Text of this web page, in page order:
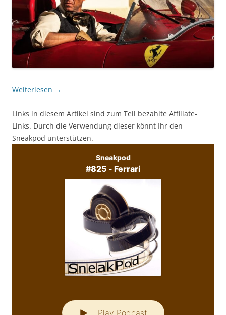
Weiterlesen →
Links in diesem Artikel sind zum Teil bezahlte Affiliate-
Links. Durch die Verwendung dieser könnt Ihr den
Sneakpod unterstützen.